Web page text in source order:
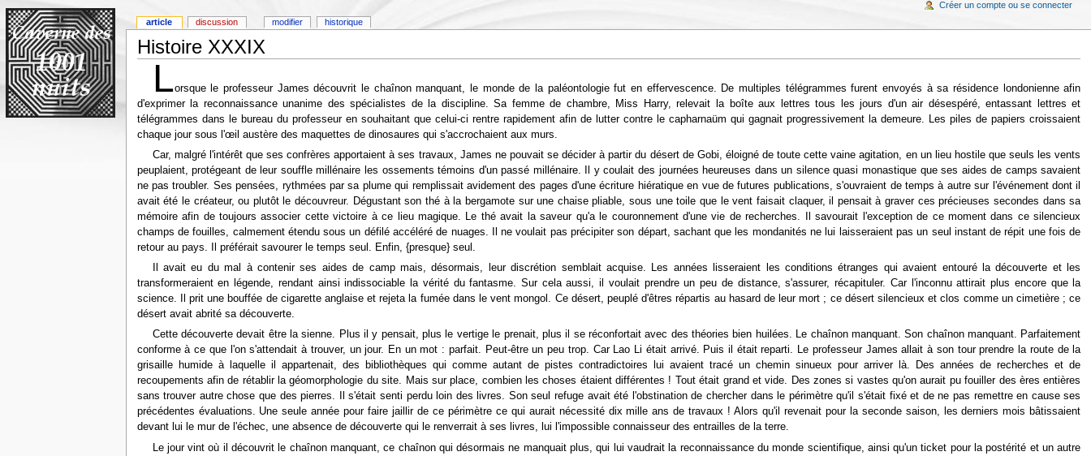
Histoire XXXIX
Lorsque le professeur James découvrit le chaînon manquant, le monde de la paléontologie fut en effervescence. De multiples télégrammes furent envoyés à sa résidence londonienne afin
d'exprimer la reconnaissance unanime des spécialistes de la discipline. Sa femme de chambre, Miss Harry, relevait la boîte aux lettres tous les jours d'un air désespéré, entassant lettres et
télégrammes dans le bureau du professeur en souhaitant que celui-ci rentre rapidement afin de lutter contre le capharnaüm qui gagnait progressivement la demeure. Les piles de papiers croissaient
chaque jour sous l'œil austère des maquettes de dinosaures qui s'accrochaient aux murs.
Car, malgré l'intérêt que ses confrères apportaient à ses travaux, James ne pouvait se décider à partir du désert de Gobi, éloigné de toute cette vaine agitation, en un lieu hostile que seuls les vents
peuplaient, protégeant de leur souffle millénaire les ossements témoins d'un passé millénaire. Il y coulait des journées heureuses dans un silence quasi monastique que ses aides de camps savaient
ne pas troubler. Ses pensées, rythmées par sa plume qui remplissait avidement des pages d'une écriture hiératique en vue de futures publications, s'ouvraient de temps à autre sur l'événement dont il
avait été le créateur, ou plutôt le découvreur. Dégustant son thé à la bergamote sur une chaise pliable, sous une toile que le vent faisait claquer, il pensait à graver ces précieuses secondes dans sa
mémoire afin de toujours associer cette victoire à ce lieu magique. Le thé avait la saveur qu'a le couronnement d'une vie de recherches. Il savourait l'exception de ce moment dans ce silencieux
champs de fouilles, calmement étendu sous un défilé accéléré de nuages. Il ne voulait pas précipiter son départ, sachant que les mondanités ne lui laisseraient pas un seul instant de répit une fois de
retour au pays. Il préférait savourer le temps seul. Enfin, {presque} seul.
Il avait eu du mal à contenir ses aides de camp mais, désormais, leur discrétion semblait acquise. Les années lisseraient les conditions étranges qui avaient entouré la découverte et les
transformeraient en légende, rendant ainsi indissociable la vérité du fantasme. Sur cela aussi, il voulait prendre un peu de distance, s'assurer, récapituler. Car l'inconnu attirait plus encore que la
science. Il prit une bouffée de cigarette anglaise et rejeta la fumée dans le vent mongol. Ce désert, peuplé d'êtres répartis au hasard de leur mort ; ce désert silencieux et clos comme un cimetière ; ce
désert avait abrité sa découverte.
Cette découverte devait être la sienne. Plus il y pensait, plus le vertige le prenait, plus il se réconfortait avec des théories bien huilées. Le chaînon manquant. Son chaînon manquant. Parfaitement
conforme à ce que l'on s'attendait à trouver, un jour. En un mot : parfait. Peut-être un peu trop. Car Lao Li était arrivé. Puis il était reparti. Le professeur James allait à son tour prendre la route de la
grisaille humide à laquelle il appartenait, des bibliothèques qui comme autant de pistes contradictoires lui avaient tracé un chemin sinueux pour arriver là. Des années de recherches et de
recoupements afin de rétablir la géomorphologie du site. Mais sur place, combien les choses étaient différentes ! Tout était grand et vide. Des zones si vastes qu'on aurait pu fouiller des ères entières
sans trouver autre chose que des pierres. Il s'était senti perdu loin des livres. Son seul refuge avait été l'obstination de chercher dans le périmètre qu'il s'était fixé et de ne pas remettre en cause ses
précédentes évaluations. Une seule année pour faire jaillir de ce périmètre ce qui aurait nécessité dix mille ans de travaux ! Alors qu'il revenait pour la seconde saison, les derniers mois bâtissaient
devant lui le mur de l'échec, une absence de découverte qui le renverrait à ses livres, lui l'impossible connaisseur des entrailles de la terre.
Le jour vint où il découvrit le chaînon manquant, ce chaînon qui désormais ne manquait plus, qui lui vaudrait la reconnaissance du monde scientifique, ainsi qu'un ticket pour la postérité et un autre
article discussion modifier historique
Créer un compte ou se connecter